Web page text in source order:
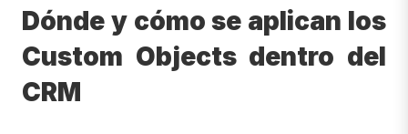
Dónde y cómo se aplican los
Custom Objects dentro del
CRM